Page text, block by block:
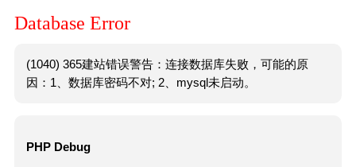
Database Error
(1040) 365建站错误警告：连接数据库失败，可能的原
因：1、数据库密码不对; 2、mysql未启动。
PHP Debug